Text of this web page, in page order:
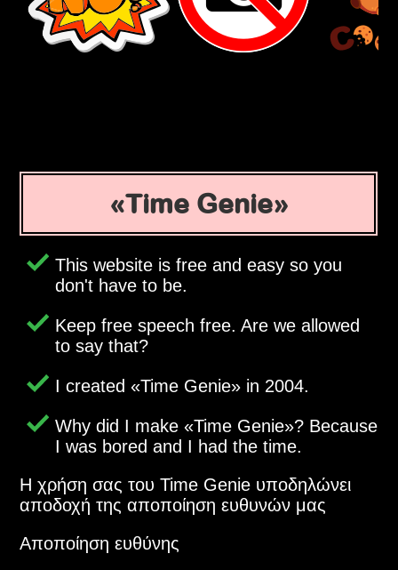
Time Genie
This website is free and easy so you
don't have to be.
Keep free speech free. Are we allowed
to say that?
I created Time Genie in 2004.
Why did I make Time Genie ? Because
I was bored and I had the time.
Η χρήση σας του Time Genie υποδηλώνει
αποδοχή της αποποίηση ευθυνών μας
Αποποίηση ευθύνης